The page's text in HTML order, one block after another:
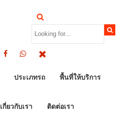
ประเภทรถ พื้นที่ให้บริการ
เกี่ยวกับเรา ติดต่อเรา